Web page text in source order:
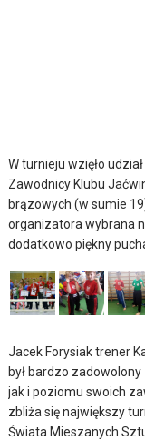
W turnieju wzięło
Zawodnicy Klubu
brązowych (w sumie
organizatora wybrana
dodatkowo piękny
Jacek Forysiak trener
był bardzo
jak i poziomu swoich
zbliża się największy
Świata Mieszanych